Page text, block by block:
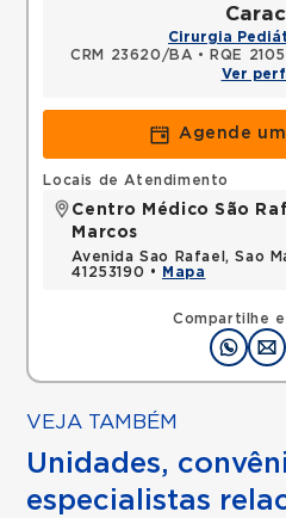
Cirurgia
CRM 23620/BA •
RQE
Ver
Agende
Compartilhe
Locais de Atendimento
Centro Médico São
Marcos
Avenida Sao Rafael, Sao
41253190 •
Mapa
VEJA TAMBÉM
Unidades,
especialistas